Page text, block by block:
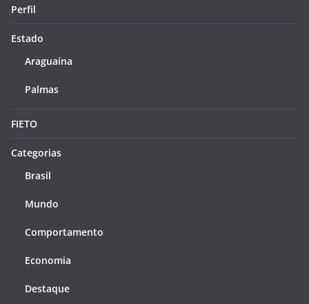
Perfil
Estado
Araguaína
Palmas
FIETO
Categorias
Brasil
Mundo
Comportamento
Economia
Destaque